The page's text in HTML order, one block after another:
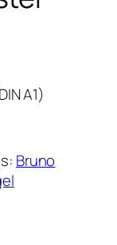
A1)
Bruno